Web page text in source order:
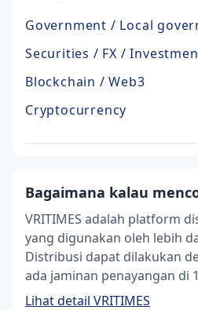
Government / Local
Securities / FX /
Blockchain / Web3
Cryptocurrency
Bagaimana kalau
VRITIMES adalah platform
yang digunakan oleh lebih
Distribusi dapat dilakukan
ada jaminan penayangan di
Lihat detail VRITIMES